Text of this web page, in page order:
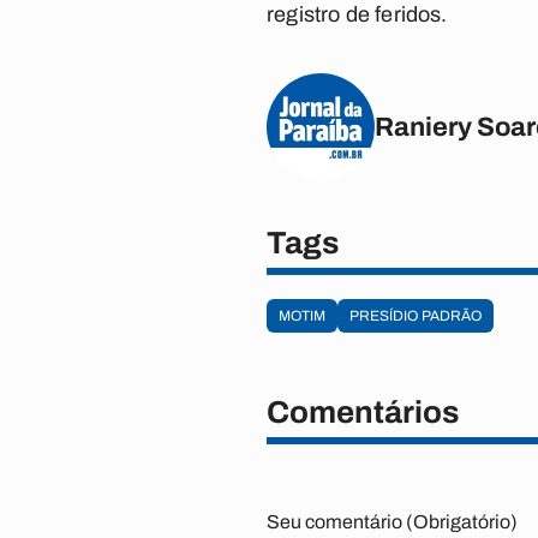
registro de feridos.
Raniery
Tags
MOTIM PRESÍDIO PADRÃO
Comentários
Seu comentário (Obrigatório)